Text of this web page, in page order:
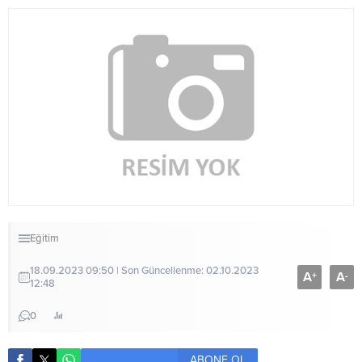
Eğitim
18.09.2023 09:50 | Son Güncellenme: 02.10.2023
12:48
0
A+ A-